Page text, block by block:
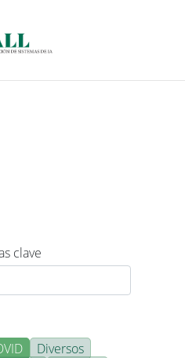
clave
Diversos